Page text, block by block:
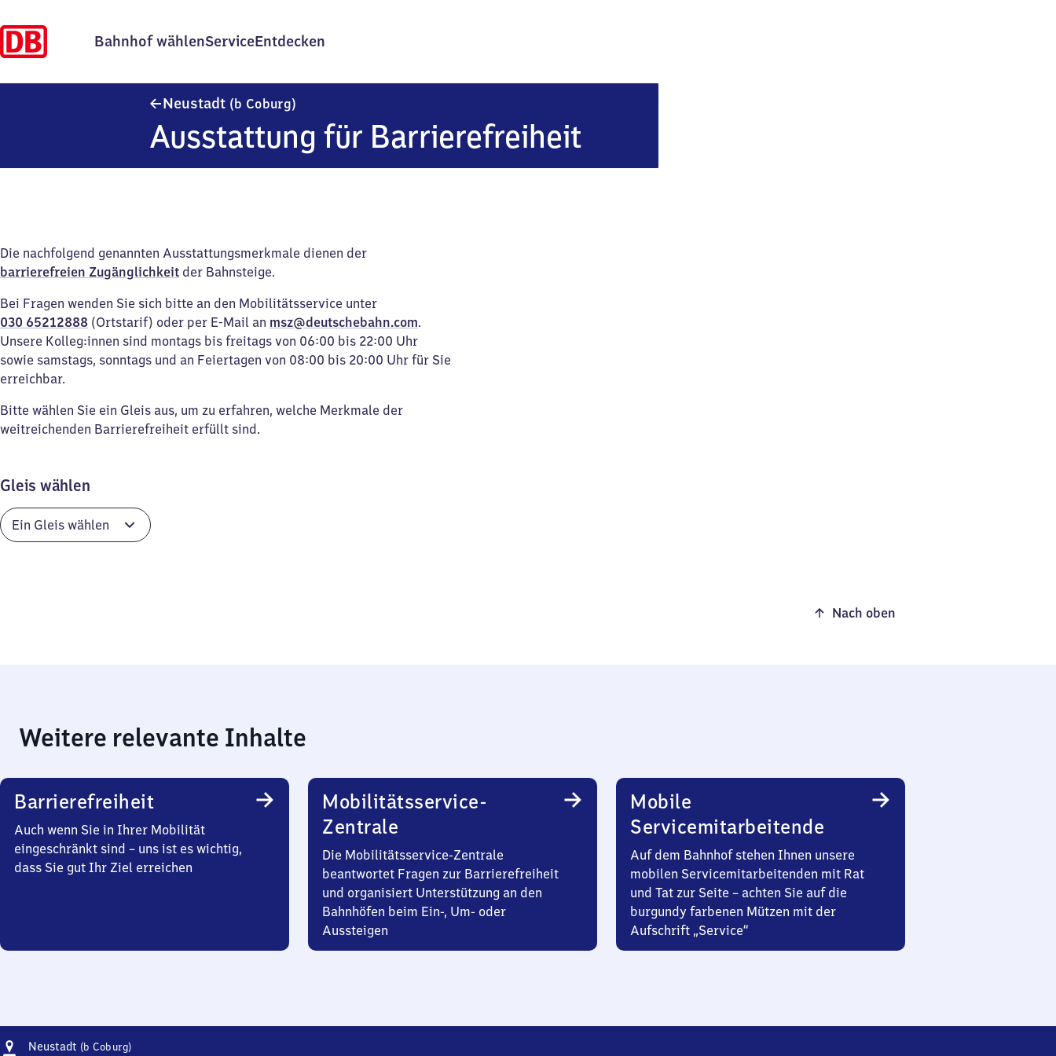
Bahnhof wählenServiceEntdecken
Neustadt (b Coburg)
Ausstattung für Barrierefreiheit
Die nachfolgend genannten Ausstattungsmerkmale dienen der
barrierefreien Zugänglichkeit der Bahnsteige.
Bei Fragen wenden Sie sich bitte an den Mobilitätsservice unter
030 65212888 (Ortstarif) oder per E-Mail an msz@deutschebahn.com.
Unsere Kolleg:innen sind montags bis freitags von 06:00 bis 22:00 Uhr
sowie samstags, sonntags und an Feiertagen von 08:00 bis 20:00 Uhr für Sie
erreichbar.
Bitte wählen Sie ein Gleis aus, um zu erfahren, welche Merkmale der
weitreichenden Barrierefreiheit erfüllt sind.
Gleis wählen
Nach oben
Weitere relevante Inhalte
Barrierefreiheit
Auch wenn Sie in Ihrer Mobilität
eingeschränkt sind – uns ist es wichtig,
dass Sie gut Ihr Ziel erreichen
Mobilitätsservice-
Zentrale
Die Mobilitätsservice-Zentrale
beantwortet Fragen zur Barrierefreiheit
und organisiert Unterstützung an den
Bahnhöfen beim Ein-, Um- oder
Aussteigen
Mobile
Servicemitarbeitende
Auf dem Bahnhof stehen Ihnen unsere
mobilen Servicemitarbeitenden mit Rat
und Tat zur Seite – achten Sie auf die
burgundy farbenen Mützen mit der
Aufschrift „Service“
Adresse
Neustadt (b Coburg)Neustadt